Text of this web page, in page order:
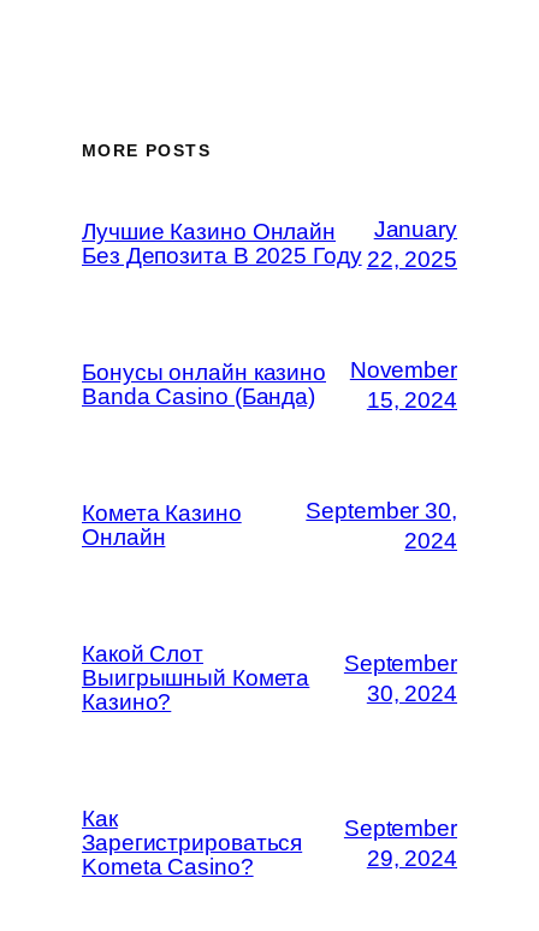
MORE POSTS
Лучшие Казино Онлайн
Без Депозита В 2025 Году
January
22, 2025
Бонусы онлайн казино
Banda Casino (Банда)
November
15, 2024
Комета Казино
Онлайн
September 30,
2024
Какой Слот
Выигрышный Комета
Казино?
September
30, 2024
Как
Зарегистрироваться
Kometa Casino?
September
29, 2024